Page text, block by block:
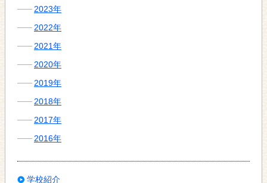
2023年
2022年
2021年
2020年
2019年
2018年
2017年
2016年
学校紹介